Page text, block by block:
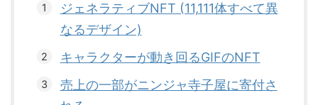
ジェネラティブNFT (11,111体すべて異
なるデザイン)
キャラクターが動き回るGIFのNFT
売上の一部がニンジャ寺子屋に寄付さ